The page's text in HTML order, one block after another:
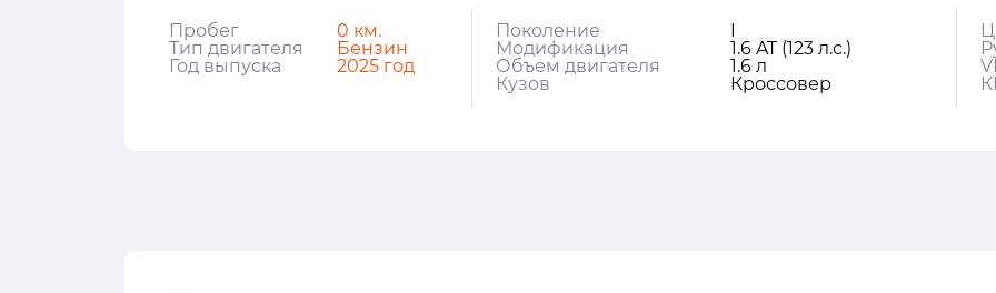
Пробег
0 км.
Тип двигателя
Бензин
Год выпуска
2025 год
Поколение
I
Модификация
1.6 AT (123 л.с.)
Объем двигателя
1.6 л
Кузов
Кроссовер